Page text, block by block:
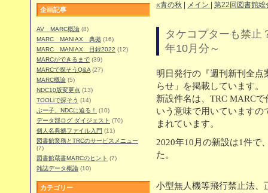
企画記事
AV MARC概論 (8)
MARC MANIAX 典拠 (16)
MARC MANIAX 目録2022 (12)
MARCができるまで (39)
MARCで探そうQ&A (27)
MARC概論 (5)
NDC10版変更点 (13)
TOOLiで探そう (14)
ぶー子、NDCに迫る！
(10)
データ部ログ ダイジェスト (70)
個人名典拠ファイル入門 (11)
図書館業務とTRCのサービスメニュー
(7)
図書館蔵書MARCのヒント (7)
雑誌データ概論 (10)
カテゴリー
«青の秋 メイン 第22回図書館総
タケコプターも禁止
年10月分～
明日発行の『週刊新刊全
らせ」を掲載しています。
新設件名は、TRC MARC
いう意味で用いていますの
まれています。
2020年10月の新設は1件で
た。
小型無人機等飛行禁止法、